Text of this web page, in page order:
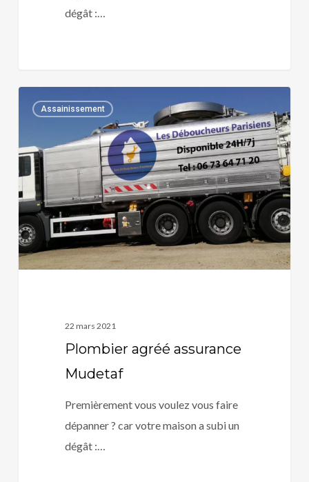
dégât :…
agréé
Mudetaf
Assainissement
22 mars 2021
Plombier agréé assurance
Mudetaf
Premièrement vous voulez vous faire
dépanner ? car votre maison a subi un
dégât :…
0